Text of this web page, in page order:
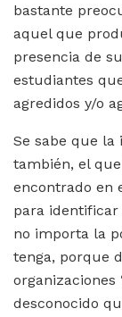
bastante
aquel que
presencia de
estudiantes
agredidos y/o
Se sabe que
también, el
encontrado en
para identificar
no importa la
tenga, porque
organizaciones
desconocido